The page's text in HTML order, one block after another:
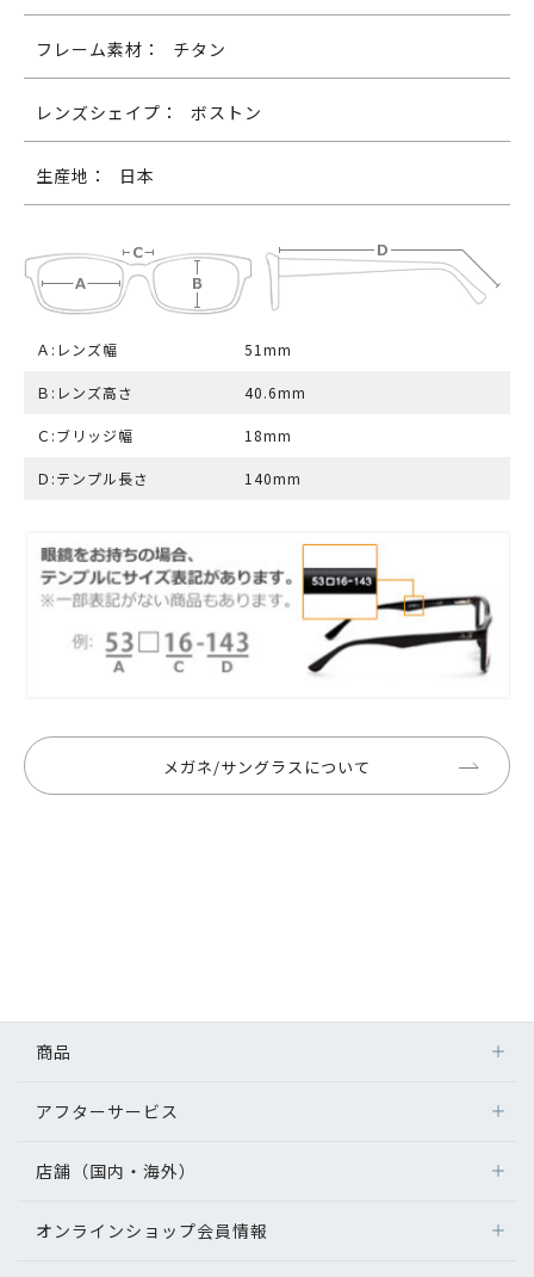
フレーム素材： チタン
レンズシェイプ： ボストン
生産地： 日本
Ａ:レンズ幅 51mm
Ｂ:レンズ高さ 40.6mm
Ｃ:ブリッジ幅 18mm
Ｄ:テンプル長さ 140mm
メガネ/サングラスについて
商品
アフターサービス
店舗（国内・海外）
オンラインショップ会員情報